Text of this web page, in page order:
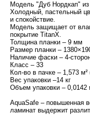
Модель "Дуб Нордкап" из
Холодный, пастельный
и спокойствие.
Модель защищает от
покрытие TitanX.
Толщина планки – 9 мм
Размер планки –
Наличие фаски – 4-
Класс – 33
Кол-во в пачке – 1,573 м²
Вес упаковки –14 кг
Объем упаковки – 0,0142
AquaSafe – повышенная
ламинат выдержит